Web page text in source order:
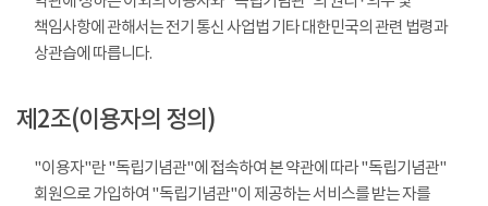
책임사항에 관해서는 전기 통신 사업법 기타 대한민국의 관련 법령과
상관습에 따릅니다.
제2조(이용자의 정의)
"이용자"란 "독립기념관"에 접속하여 본 약관에 따라 "독립기념관"
회원으로 가입하여 "독립기념관"이 제공하는 서비스를 받는 자를